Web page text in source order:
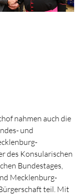
nahmen auch die
und
des Konsularischen
Bundestages,
Mecklenburg-
teil. Mit